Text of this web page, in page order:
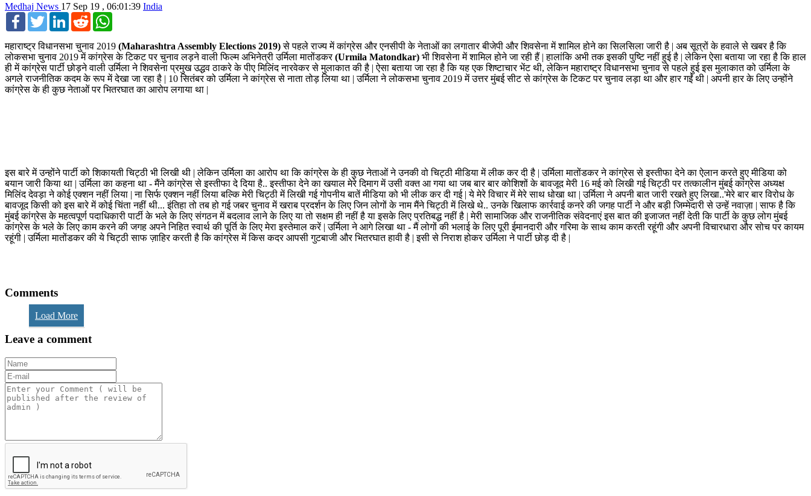
Medhaj News 17 Sep 19 , 06:01:39 India
FacebookTwitterLinkedInReddit
महाराष्ट्र विधानसभा चुनाव 2019 (Maharashtra Assembly Elections 2019)से पहले राज्य में कांग्रेस और एनसीपी के नेताओं का लगातार बीजेपी और शिवसेना में शामिल होने का सिलसिला जारी है | अब सूत्रों के हवाले से खबर है कि
लोकसभा चुनाव 2019 में कांग्रेस के टिकट पर चुनाव लड़ने वाली फिल्म अभिनेत्री उर्मिला मातोंडकर(Urmila Matondkar) भी शिवसेना में शामिल होने जा रही हैं | हालांकि अभी तक इसकी पुष्टि नहीं हुई है | लेकिन ऐसा बताया जा रहा है कि हाल
ही में कांग्रेस पार्टी छोड़ने वाली उर्मिला ने शिवसेना प्रमुख उद्धव ठाकरे के पीए मिलिंद नारवेकर से मुलाकात की है | ऐसा बताया जा रहा है कि यह एक शिष्टाचार भेंट थी, लेकिन महाराष्ट्र विधानसभा चुनाव से पहले हुई इस मुलाकात को उर्मिला के
अगले राजनीतिक कदम के रूप में देखा जा रहा है | 10 सितंबर को उर्मिला ने कांग्रेस से नाता तोड़ लिया था | उर्मिला ने लोकसभा चुनाव 2019 में उत्तर मुंबई सीट से कांग्रेस के टिकट पर चुनाव लड़ा था और हार गईं थी | अपनी हार के लिए उन्होंने
कांग्रेस के ही कुछ नेताओं पर भितरघात का आरोप लगाया था |
इस बारे में उन्होंने पार्टी को शिकायती चिट्ठी भी लिखी थी | लेकिन उर्मिला का आरोप था कि कांग्रेस के ही कुछ नेताओं ने उनकी वो चिट्ठी मीडिया में लीक कर दी है | उर्मिला मातोंडकर ने कांग्रेस से इस्तीफा देने का ऐलान करते हुए मीडिया को
बयान जारी किया था | उर्मिला का कहना था - मैंने कांग्रेस से इस्तीफा दे दिया है.. इस्तीफा देने का खयाल मेरे दिमाग में उसी वक्त आ गया था जब बार बार कोशिशों के बावजूद मेरी 16 मई को लिखी गई चिट्ठी पर तत्कालीन मुंबई कांग्रेस अध्यक्ष
मिलिंद देवड़ा ने कोई एक्शन नहीं लिया | ना सिर्फ एक्शन नहीं लिया बल्कि मेरी चिट्ठी में लिखी गई गोपनीय बातें मीडिया को भी लीक कर दी गई | ये मेरे विचार में मेरे साथ धोखा था | उर्मिला ने अपनी बात जारी रखते हुए लिखा..'मेरे बार बार विरोध के
बावजूद किसी को इस बारे में कोई चिंता नहीं थी... इंतिहा तो तब हो गई जबर चुनाव में खराब प्रदर्शन के लिए जिन लोगों के नाम मैंने चिट्ठी में लिखे थे.. उनके खिलाफ कार्रवाई कनरे की जगह पार्टी ने और बड़ी जिम्मेदारी से उन्हें नवाज़ा | साफ है कि
मुंबई कांग्रेस के महत्वपूर्ण पदाधिकारी पार्टी के भले के लिए संगठन में बदलाव लाने के लिए या तो सक्षम ही नहीं है या इसके लिए प्रतिबद्ध नहीं है | मेरी सामाजिक और राजनीतिक संवेदनाएं इस बात की इजाजत नहीं देती कि पार्टी के कुछ लोग मुंबई
कांग्रेस के भले के लिए काम करने की जगह अपने निहित स्वार्थ की पूर्ति के लिए मेरा इस्तेमाल करें | उर्मिला ने आगे लिखा था - मैं लोगों की भलाई के लिए पूरी ईमानदारी और गरिमा के साथ काम करती रहूंगी और अपनी विचारधारा और सोच पर कायम
रहूंगी | उर्मिला मातोंडकर की ये चिट्ठी साफ ज़ाहिर करती है कि कांग्रेस में किस कदर आपसी गुटबाजी और भितरघात हावी है | इसी से निराश होकर उर्मिला ने पार्टी छोड़ दी है |
Comments
Load More
Leave a comment